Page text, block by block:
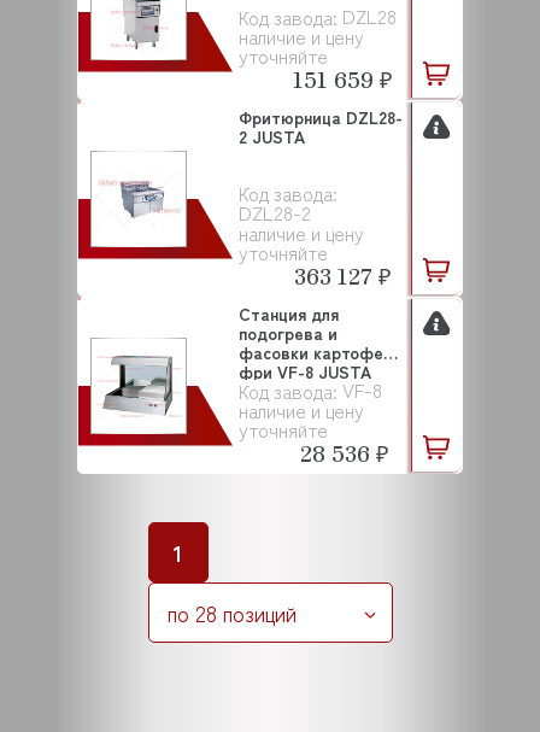
Код завода: DZL28
наличие и цену
уточняйте
151 659 ₽
Код завода:
DZL28-2
наличие и цену
уточняйте
Фритюрница DZL28-
2 JUSTA
363 127 ₽
Код завода: VF-8
наличие и цену
уточняйте
Станция для
подогрева и
фасовки картофеля
фри VF-8 JUSTA
28 536 ₽
1
по 28 позиций